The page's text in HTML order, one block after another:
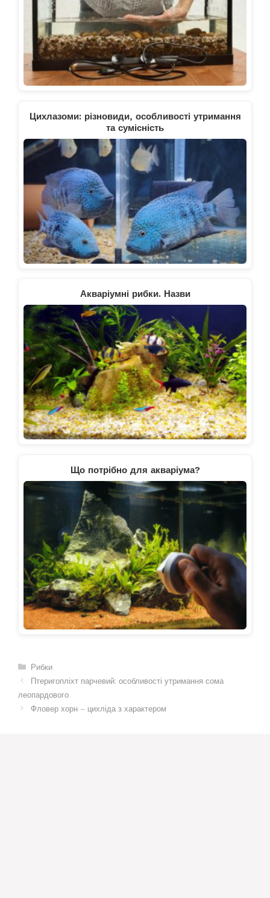
Цихлазоми: різновиди, особливості утримання
та сумісність
Акваріумні рибки. Назви
Що потрібно для акваріума?
Категорії
Рибки
Птеригопліхт парчевий: особливості утримання сома
леопардового
Фловер хорн – цихліда з характером